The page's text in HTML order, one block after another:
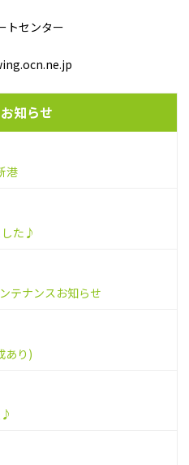
トセンター
知らせ
港
した♪
テナンスお知らせ
あり)
♪